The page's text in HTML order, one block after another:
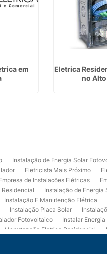
em
Eletrica
no
Instalação de Energia Solar
Eletricista Mais Próximo
Empresa de Instalações Elétricas
Residencial Instalação de Energia
Instalação E Manutenção Elétrica
Instalação Placa Solar
Fotovoltaico Instalar Energia
Manutenção Eletrica Residencial